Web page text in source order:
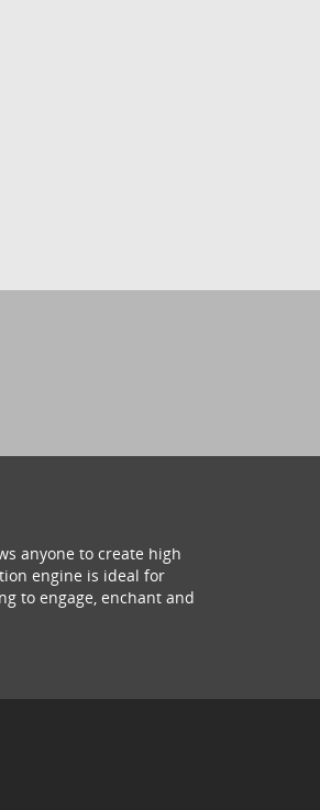
anyone to create high
engine is ideal for
to engage, enchant and